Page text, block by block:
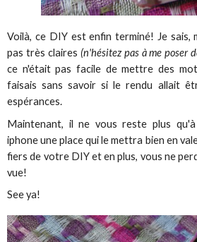
Voilà, ce DIY est enfin terminé! Je sais,
pas très claires (n'hésitez pas à me poser
ce n'était pas facile de mettre des
faisais sans savoir si le rendu allait
espérances.
Maintenant, il ne vous reste plus
iphone une place qui le mettra bien en
fiers de votre DIY et en plus, vous ne
vue!
See ya!